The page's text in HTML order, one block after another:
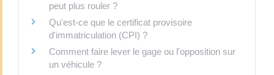
peut plus rouler ?
Qu'est-ce que le certificat provisoire
d'immatriculation (CPI) ?
Comment faire lever le gage ou l'opposition sur
un véhicule ?